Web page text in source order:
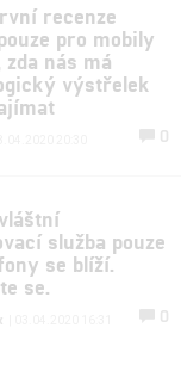
recenze
pro mobily
zda nás má
výstřelek
0
služba pouze
se blíží.
se.
0